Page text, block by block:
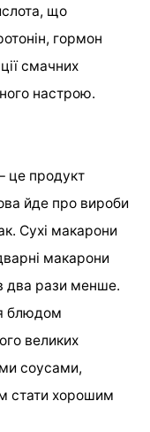
що
гормон
смачних
настрою.
це продукт
йде про вироби
Сухі макарони
макарони
два рази менше.
блюдом
великих
соусами,
стати хорошим